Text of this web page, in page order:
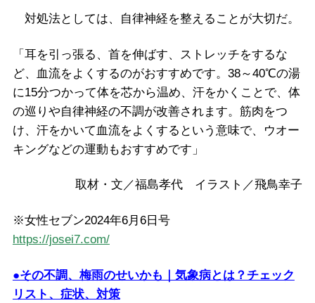
対処法としては、自律神経を整えることが大切だ。
「耳を引っ張る、首を伸ばす、ストレッチをするな
ど、血流をよくするのがおすすめです。38～40℃の湯
に15分つかって体を芯から温め、汗をかくことで、体
の巡りや自律神経の不調が改善されます。筋肉をつ
け、汗をかいて血流をよくするという意味で、ウオー
キングなどの運動もおすすめです」
取材・文／福島孝代 イラスト／飛鳥幸子
※女性セブン2024年6月6日号
https://josei7.com/
●その不調、梅雨のせいかも｜気象病とは？チェック
リスト、症状、対策